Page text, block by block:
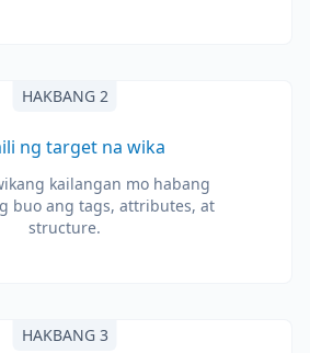
HAKBANG 2
ng target na wika
kailangan mo habang
buo ang tags, attributes, at
structure.
HAKBANG 3